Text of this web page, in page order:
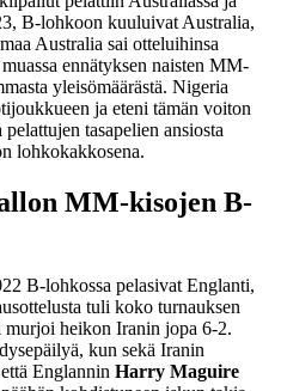
B-lohkoon kuuluivat Australia,
Australia sai otteluihinsa
ennätyksen naisten MM-
yleisömäärästä. Nigeria
ja eteni tämän voiton
tasapelien ansiosta
lohkokakkosena.
MM-kisojen B-
B-lohkossa pelasivat Englanti,
tuli koko turnauksen
heikon Iranin jopa 6-2.
kun sekä Iranin
että Englannin Harry Maguire